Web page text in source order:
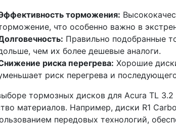
торможения:
что особенно важно в
Правильно подобранные
чем их более дешевые аналоги.
риска перегрева: Хорошие
риск перегрева и
тормозных дисков для Acura TL
материалов. Например, диски R1
передовых технологий,